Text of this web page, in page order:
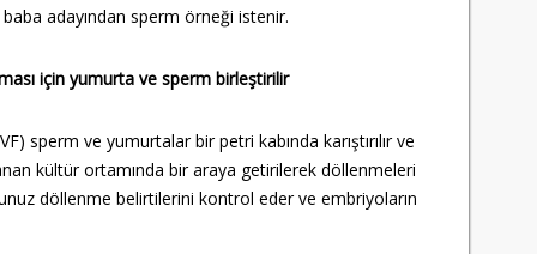
adayından sperm örneği istenir.
için yumurta ve sperm birleştirilir
sperm ve yumurtalar bir petri kabında karıştırılır ve
kültür ortamında bir araya getirilerek döllenmeleri
döllenme belirtilerini kontrol eder ve embriyoların